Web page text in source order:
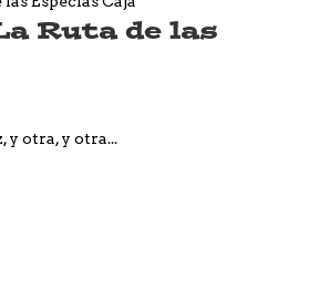
Ruta de las
y otra, y otra...